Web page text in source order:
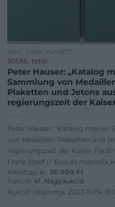
PÉNZ, ÉREM, PLAKETT
30586. tétel:
Peter Hauser: „Katalog
Sammlung von
Plaketten und Jetons
regierungszeit der
Magánkiadás, 2006. /
„Katalog meiner
Medaillen, Plaketten
Peter Hauser: "Katalog meiner
von Medaillen, Plaketten und
regierungszeit der Kaiser
Franz Josef I." Első és második
Magánkiadás, 2006. / Peter
meiner Sammlung von
und J
Kikiáltási ár: 36 000 Ft
Aukció: 41. Nagyaukció
Aukció időpontja: 2023-11-04